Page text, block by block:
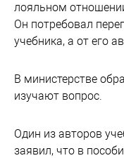
лояльном
Он потребовал
учебника, а от его
В министерстве
изучают вопрос.
Один из авторов
заявил, что в